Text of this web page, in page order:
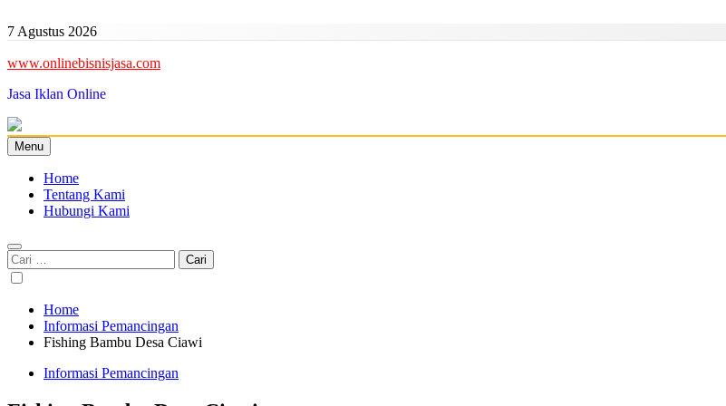
to
7 Agustus 2026
www.onlinebisnisjasa.com
Jasa Iklan Online
Menu
Home
Tentang Kami
Hubungi Kami
Cari
untuk:
Home
Informasi Pemancingan
Fishing Bambu Desa Ciawi
Informasi Pemancingan